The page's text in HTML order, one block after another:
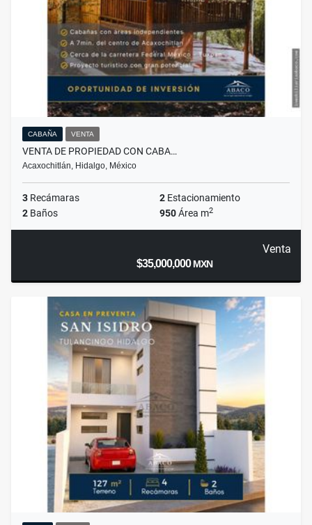
CABAÑA VENTA
VENTA DE PROPIEDAD CON CABA…
Acaxochitlán, Hidalgo, México
3 Recámaras 2 Estacionamiento
2 Baños 950Área m2
Venta
$35,000,000MXN